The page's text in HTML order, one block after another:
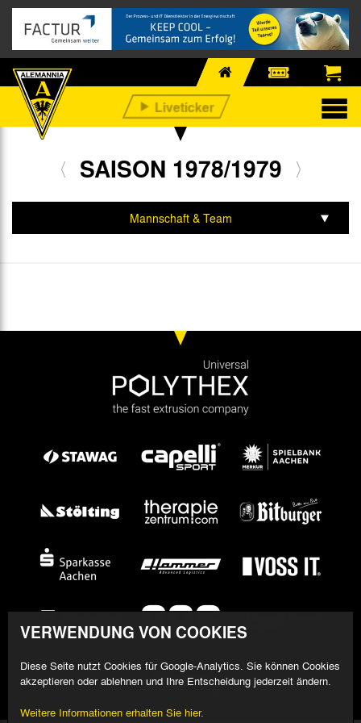
SAISON 1978/1979
Mannschaft & Team
VERWENDUNG VON COOKIES
Diese Seite nutzt Cookies für Google-Analytics. Sie können Cookies
akzeptieren oder ablehnen und Ihre Entscheidung jederzeit ändern.
Weitere Informationen erhalten Sie hier.